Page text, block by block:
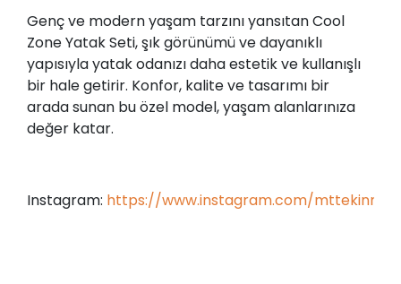
Genç ve modern yaşam tarzını yansıtan Cool
Zone Yatak Seti, şık görünümü ve dayanıklı
yapısıyla yatak odanızı daha estetik ve kullanışlı
bir hale getirir. Konfor, kalite ve tasarımı bir
arada sunan bu özel model, yaşam alanlarınıza
değer katar.
Instagram: https://www.instagram.com/